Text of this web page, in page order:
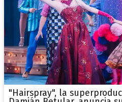
"Hairspray", la